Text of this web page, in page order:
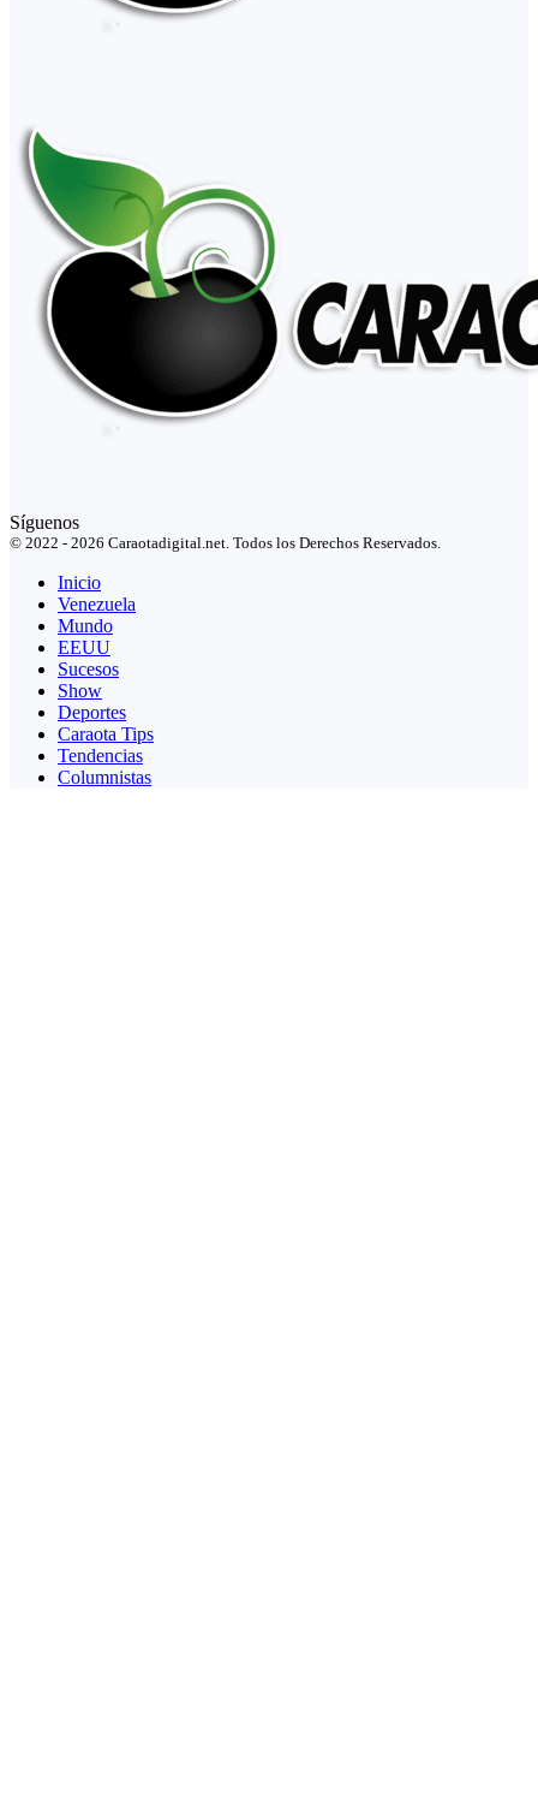
Síguenos
© 2022 - 2026 Caraotadigital.net. Todos los Derechos Reservados.
Inicio
Venezuela
Mundo
EEUU
Sucesos
Show
Deportes
Caraota Tips
Tendencias
Columnistas